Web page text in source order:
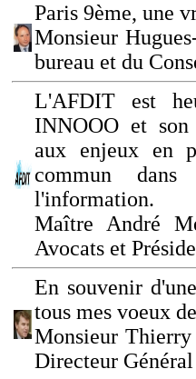
Paris 9ème, une
Monsieur
bureau et du
L'AFDIT est
INNOOO et
aux enjeux en
commun
l'information.
Maître André
Avocats et
En souvenir
tous mes voeux
Monsieur
Directeur